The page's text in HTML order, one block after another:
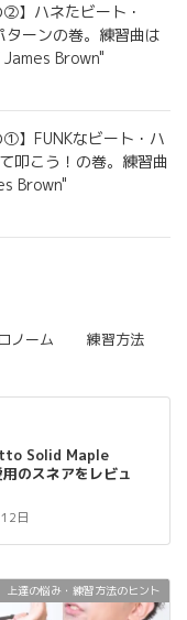
②】ハネたビート・
ターンの巻。練習曲は
Brown"
①】FUNKなビート・ハ
叩こう！の巻。練習曲
Brown"
ノーム 練習方法
Solid Maple
のスネアをレビュ
日
上達の悩み・練習方法のヒント